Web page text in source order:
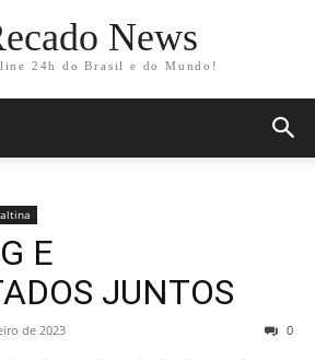
News
24h do Brasil e do Mundo!
E
JUNTOS
de 2023 0